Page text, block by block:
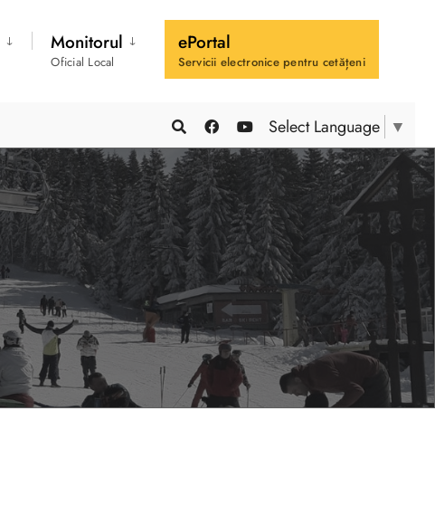
Monitorul
Oficial Local
ePortal
Servicii electronice pentru cetățeni
Select Language ▼